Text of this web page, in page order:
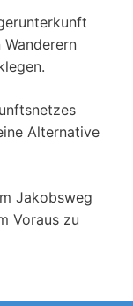
Alternative
Jakobsweg
Voraus zu